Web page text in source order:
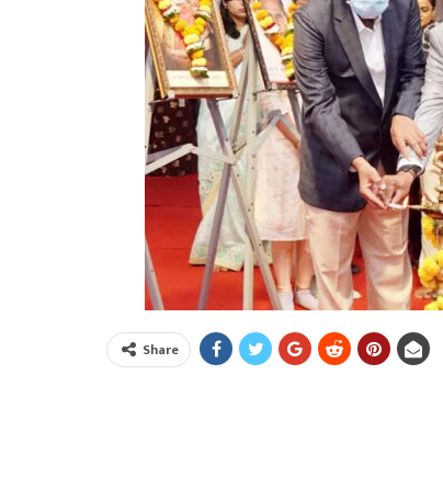
Share